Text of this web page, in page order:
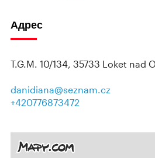
Адрес
T.G.M. 10/134, 35733 Loket nad
danidiana@seznam.cz
+420776873472